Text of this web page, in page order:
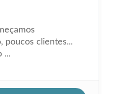
poucos clientes...
...